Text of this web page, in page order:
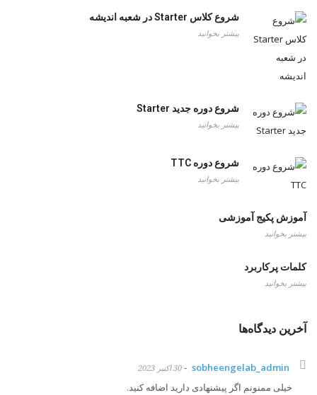
شروع کلاس Starter در شعبه اندیشه
بیشتر بخوانید
شروع دوره جدید Starter
بیشتر بخوانید
شروع دوره TTC
بیشتر بخوانید
آموزش پکیج آموزشی
بیشتر بخوانید
کلمات پرکاربرد
بیشتر بخوانید
آخرین دیدگاه‌ها
sobheengelab_admin
- 30 اکتبر 2023
خیلی ممنونم اگر پیشنهادی دارید اضافه کنید.